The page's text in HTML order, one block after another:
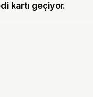
kartı geçiyor.